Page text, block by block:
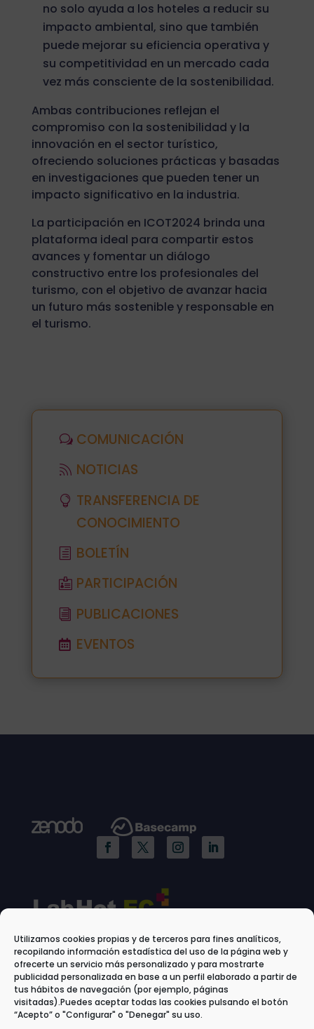
Utilizamos cookies propias y de terceros para fines analíticos,
recopilando información estadística del uso de la página web y
ofrecerte un servicio más personalizado y para mostrarte
publicidad personalizada en base a un perfil elaborado a partir de
tus hábitos de navegación (por ejemplo, páginas
visitadas).Puedes aceptar todas las cookies pulsando el botón
“Acepto” o "Configurar" o "Denegar" su uso.
no solo ayuda a los hoteles a reducir su
impacto ambiental, sino que también
puede mejorar su eficiencia operativa y
su competitividad en un mercado cada
vez más consciente de la sostenibilidad.
Ambas contribuciones reflejan el
compromiso con la sostenibilidad y la
innovación en el sector turístico,
ofreciendo soluciones prácticas y basadas
en investigaciones que pueden tener un
impacto significativo en la industria.
La participación en ICOT2024 brinda una
plataforma ideal para compartir estos
avances y fomentar un diálogo
constructivo entre los profesionales del
turismo, con el objetivo de avanzar hacia
un futuro más sostenible y responsable en
el turismo.
COMUNICACIÓN
NOTICIAS
TRANSFERENCIA DE
CONOCIMIENTO
BOLETÍN
PARTICIPACIÓN
PUBLICACIONES
EVENTOS